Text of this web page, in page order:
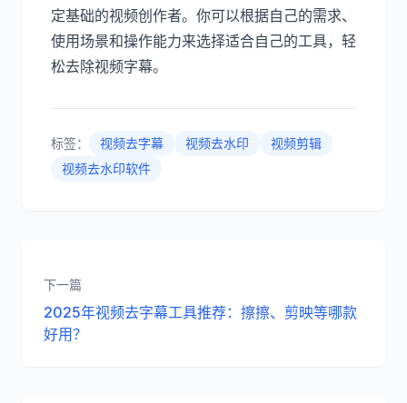
定基础的视频创作者。你可以根据自己的需求、
使用场景和操作能力来选择适合自己的工具，轻
松去除视频字幕。
标签： 视频去字幕 视频去水印
视频剪辑
视频去水印软件
下一篇
2025年视频去字幕工具推荐：擦擦、剪映等哪款
好用？